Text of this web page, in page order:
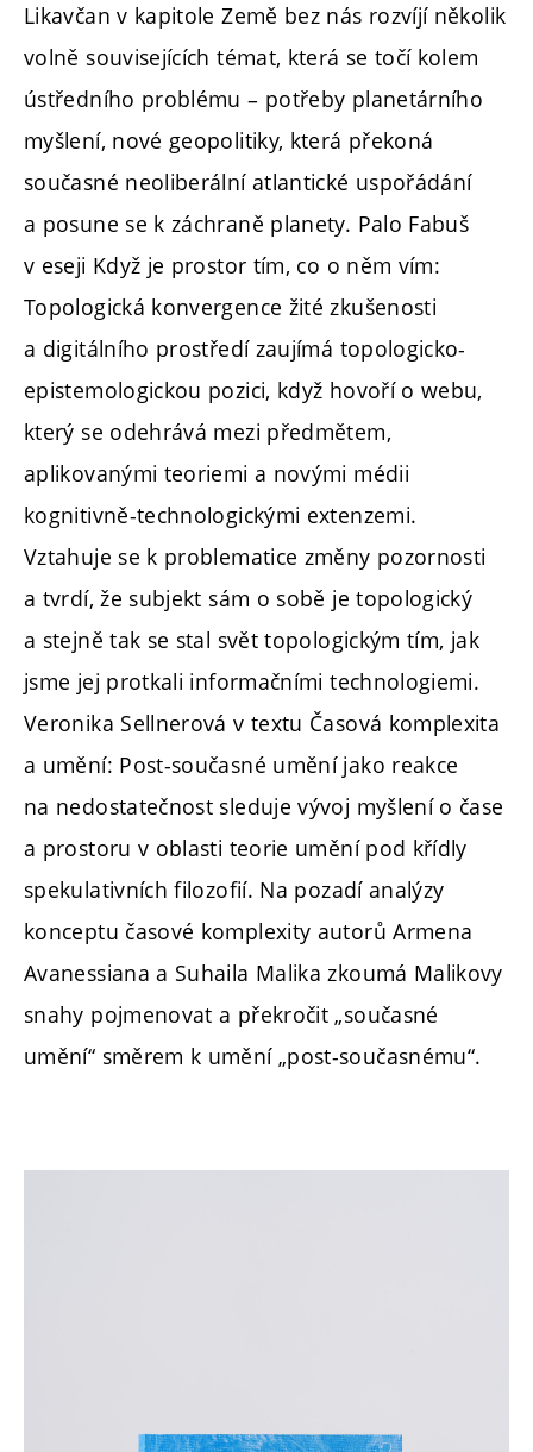
Likavčan v kapitole Země bez nás rozvíjí několik
volně souvisejících témat, která se točí kolem
ústředního problému – potřeby planetárního
myšlení, nové geopolitiky, která překoná
současné neoliberální atlantické uspořádání
a posune se k záchraně planety. Palo Fabuš
v eseji Když je prostor tím, co o něm vím:
Topologická konvergence žité zkušenosti
a digitálního prostředí zaujímá topologicko-
epistemologickou pozici, když hovoří o webu,
který se odehrává mezi předmětem,
aplikovanými teoriemi a novými médii
kognitivně-technologickými extenzemi.
Vztahuje se k problematice změny pozornosti
a tvrdí, že subjekt sám o sobě je topologický
a stejně tak se stal svět topologickým tím, jak
jsme jej protkali informačními technologiemi.
Veronika Sellnerová v textu Časová komplexita
a umění: Post-současné umění jako reakce
na nedostatečnost sleduje vývoj myšlení o čase
a prostoru v oblasti teorie umění pod křídly
spekulativních filozofií. Na pozadí analýzy
konceptu časové komplexity autorů Armena
Avanessiana a Suhaila Malika zkoumá Malikovy
snahy pojmenovat a překročit „současné
umění“ směrem k umění „post-současnému“.